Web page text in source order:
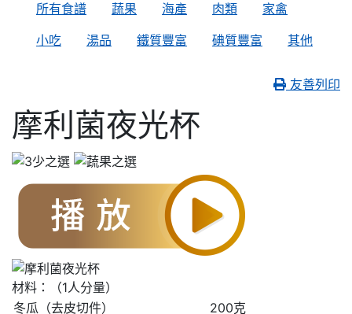
所有食譜
蔬果 海產 肉類
家禽
小吃
湯品 鐵質豐富 碘質豐富 其他
友善列印
摩利菌夜光杯
材料：（1人分量）
冬瓜（去皮切件）
200克